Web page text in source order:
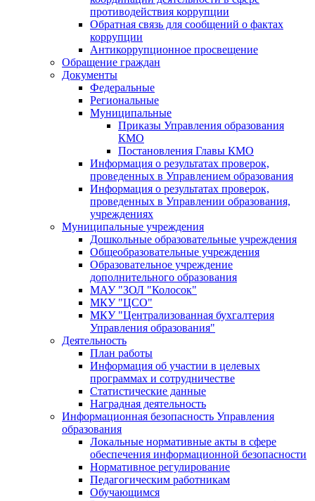
противодействия коррупции
Обратная связь для сообщений о фактах
коррупции
Антикоррупционное просвещение
Обращение граждан
Документы
Федеральные
Региональные
Муниципальные
Приказы Управления образования
КМО
Постановления Главы КМО
Информация о результатах проверок,
проведенных в Управлением образования
Информация о результатах проверок,
проведенных в Управлении образования,
учреждениях
Муниципальные учреждения
Дошкольные образовательные учреждения
Общеобразовательные учреждения
Образовательное учреждение
дополнительного образования
МАУ "ЗОЛ "Колосок"
МКУ "ЦСО"
МКУ "Централизованная бухгалтерия
Управления образования"
Деятельность
План работы
Информация об участии в целевых
программах и сотрудничестве
Статистические данные
Наградная деятельность
Информационная безопасность Управления
образования
Локальные нормативные акты в сфере
обеспечения информационной безопасности
Нормативное регулирование
Педагогическим работникам
Обучающимся